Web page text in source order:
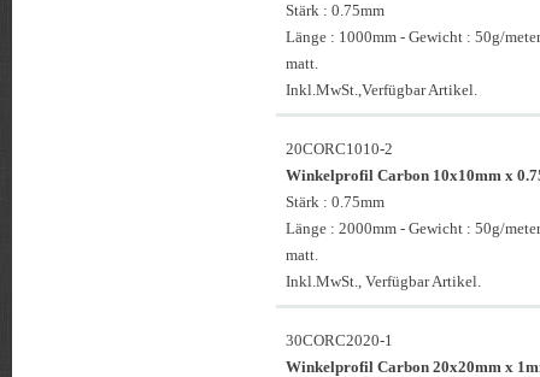
Stärk : 0.75mm
Länge : 1000mm - Gewicht : 50g/
matt.
Inkl.MwSt.,Verfügbar Artikel.
20CORC1010-2
Winkelprofil Carbon 10x10mm x
Stärk : 0.75mm
Länge : 2000mm - Gewicht : 50g/
matt.
Inkl.MwSt., Verfügbar Artikel.
30CORC2020-1
Winkelprofil Carbon 20x20mm x